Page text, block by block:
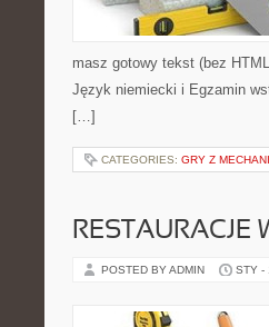
masz gotowy tekst (bez
Język niemiecki i Egzamin
[…]
CATEGORIES: GRY Z
POSTED BY ADMIN STY -